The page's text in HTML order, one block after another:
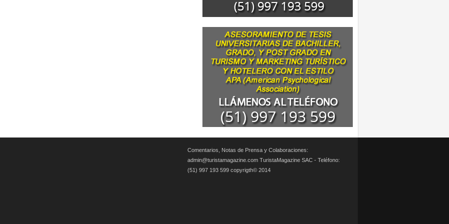
Comentarios, Notas de Prensa y Colaboraciones:
admin@turistamagazine.com TuristaMagazine SAC - Teléfono:
(51) 997 193 599 copyrigth© 2014